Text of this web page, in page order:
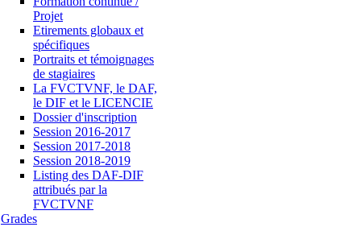
Projet
Etirements globaux et
spécifiques
Portraits et témoignages
de stagiaires
La FVCTVNF, le DAF,
le DIF et le LICENCIE
Dossier d'inscription
Session 2016-2017
Session 2017-2018
Session 2018-2019
Listing des DAF-DIF
attribués par la
FVCTVNF
Grades